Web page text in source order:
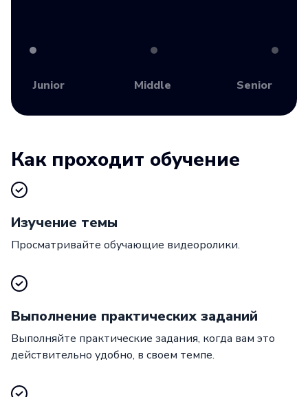
Junior Middle Senior
Как проходит обучение
Изучение темы
Просматривайте обучающие видеоролики.
Выполнение практических заданий
Выполняйте практические задания, когда вам это
действительно удобно, в своем темпе.